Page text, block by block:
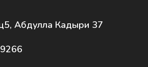
Абдулла Кадыри 37